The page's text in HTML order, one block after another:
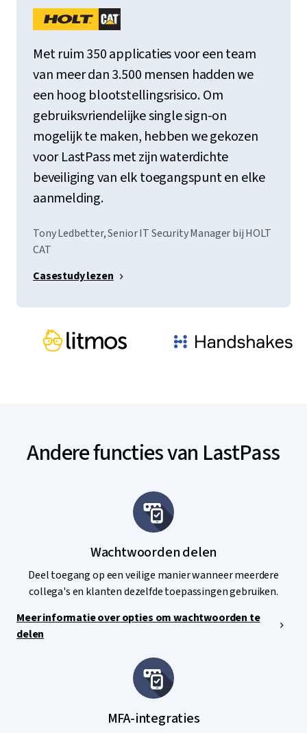
Met ruim 350 applicaties voor een team
van meer dan 3.500 mensen hadden we
een hoog blootstellingsrisico. Om
gebruiksvriendelijke single sign-on
mogelijk te maken, hebben we gekozen
voor LastPass met zijn waterdichte
beveiliging van elk toegangspunt en elke
aanmelding.
Tony Ledbetter, Senior IT Security Manager bij HOLT
CAT
Casestudy lezen
Andere functies van LastPass
Wachtwoorden delen
Deel toegang op een veilige manier wanneer meerdere
collega's en klanten dezelfde toepassingen gebruiken.
Meer informatie over opties om wachtwoorden te
delen
MFA-integraties